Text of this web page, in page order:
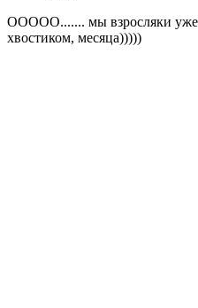
OOOOO....... мы взросляки
хвостиком, месяца)))))